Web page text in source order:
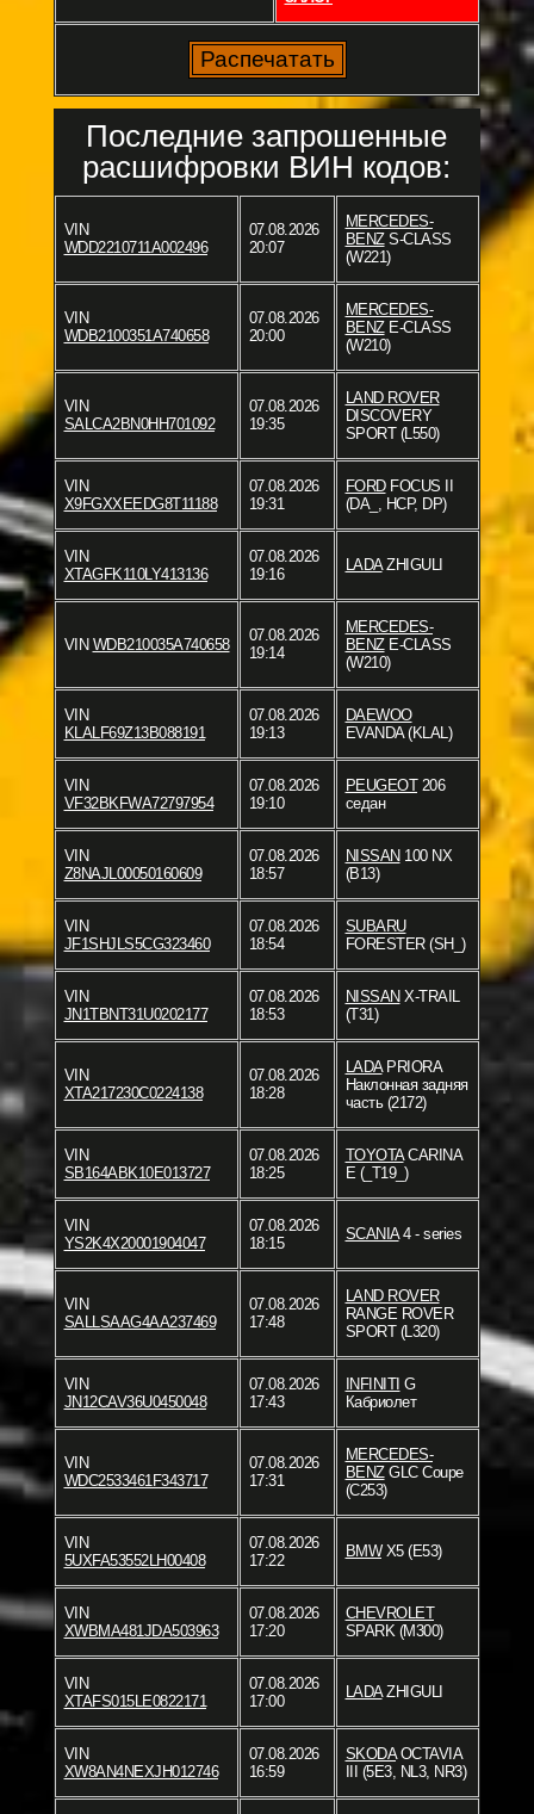
Последние запрошенные
расшифровки ВИН кодов:
VIN
WDD2210711A002496
07.08.2026
20:07
MERCEDES-
BENZS-CLASS
(W221)
VIN
WDB2100351A740658
07.08.2026
20:00
MERCEDES-
BENZE-CLASS
(W210)
VIN
SALCA2BN0HH701092
07.08.2026
19:35
LAND ROVER
DISCOVERY
SPORT (L550)
VIN
X9FGXXEEDG8T11188
07.08.2026
19:31
FORDFOCUS II
(DA_, HCP, DP)
VIN
XTAGFK110LY413136
07.08.2026
19:16
LADAZHIGULI
VIN WDB210035A740658
07.08.2026
19:14
MERCEDES-
BENZE-CLASS
(W210)
VIN
KLALF69Z13B088191
07.08.2026
19:13
DAEWOO
EVANDA (KLAL)
VIN
VF32BKFWA72797954
07.08.2026
19:10
PEUGEOT206
седан
VIN
Z8NAJL00050160609
07.08.2026
18:57
NISSAN 100 NX
(B13)
VIN
JF1SHJLS5CG323460
07.08.2026
18:54
SUBARU
FORESTER (SH_)
VIN
JN1TBNT31U0202177
07.08.2026
18:53
NISSAN X-TRAIL
(T31)
VIN
XTA217230C0224138
07.08.2026
18:28
LADAPRIORA
Наклонная задняя
часть (2172)
VIN
SB164ABK10E013727
07.08.2026
18:25
TOYOTACARINA
E (_T19_)
VIN
YS2K4X20001904047
07.08.2026
18:15
SCANIA4 - series
VIN
SALLSAAG4AA237469
07.08.2026
17:48
LAND ROVER
RANGE ROVER
SPORT (L320)
VIN
JN12CAV36U0450048
07.08.2026
17:43
INFINITI G
Кабриолет
VIN
WDC2533461F343717
07.08.2026
17:31
MERCEDES-
BENZGLC Coupe
(C253)
VIN
5UXFA53552LH00408
07.08.2026
17:22
BMWX5 (E53)
VIN
XWBMA481JDA503963
07.08.2026
17:20
CHEVROLET
SPARK (M300)
VIN
XTAFS015LE0822171
07.08.2026
17:00
LADAZHIGULI
VIN
XW8AN4NEXJH012746
07.08.2026
16:59
SKODAOCTAVIA
III (5E3, NL3, NR3)